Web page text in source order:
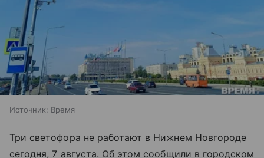
Источник: Время
Три светофора не работают в Нижнем Новгороде
сегодня, 7 августа. Об этом сообщили в городском